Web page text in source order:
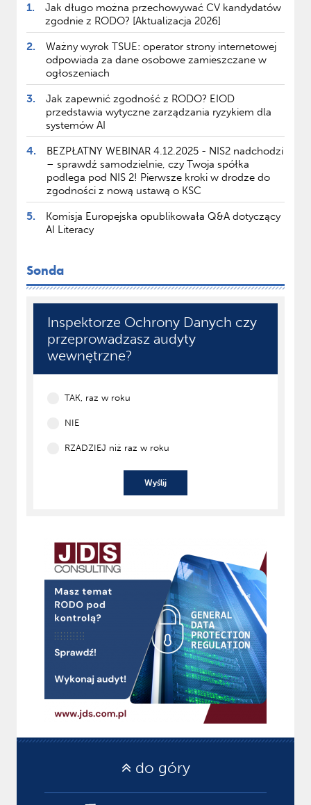
1.
Jak długo można przechowywać CV kandydatów
zgodnie z RODO? [Aktualizacja 2026]
2.
Ważny wyrok TSUE: operator strony internetowej
odpowiada za dane osobowe zamieszczane w
ogłoszeniach
3.
Jak zapewnić zgodność z RODO? EIOD
przedstawia wytyczne zarządzania ryzykiem dla
systemów AI
4.
BEZPŁATNY WEBINAR 4.12.2025 - NIS2 nadchodzi
– sprawdź samodzielnie, czy Twoja spółka
podlega pod NIS 2! Pierwsze kroki w drodze do
zgodności z nową ustawą o KSC
5.
Komisja Europejska opublikowała Q&A dotyczący
AI Literacy
Sonda
Inspektorze Ochrony Danych czy
przeprowadzasz audyty
wewnętrzne?
TAK, raz w roku
NIE
RZADZIEJ niż raz w roku
Wyślij
do góry